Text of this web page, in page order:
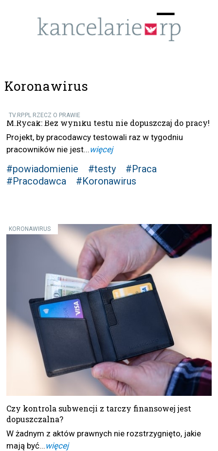
☰
Koronawirus
TV.RP.PL RZECZ O PRAWIE
M.Rycak: Bez wyniku testu nie dopuszczaj do pracy!
Projekt, by pracodawcy testowali raz w tygodniu
pracowników nie jest...więcej
#powiadomienie #testy
#Praca
#Pracodawca
#Koronawirus
KORONAWIRUS
Czy kontrola subwencji z tarczy finansowej jest
dopuszczalna?
W żadnym z aktów prawnych nie rozstrzygnięto, jakie
mają być... więcej